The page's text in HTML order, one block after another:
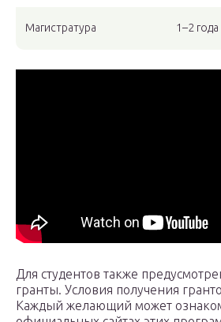
Магистратура 1–2 года
Для студентов также
гранты. Условия получения
Каждый желающий может